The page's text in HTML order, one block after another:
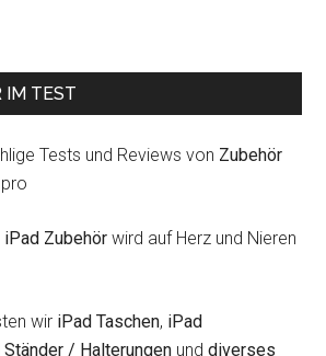
IM TEST
Tests und Reviews von Zubehör
iPad Zubehör wird auf Herz und Nieren
wir iPad Taschen, iPad
Ständer / Halterungen unddiverses